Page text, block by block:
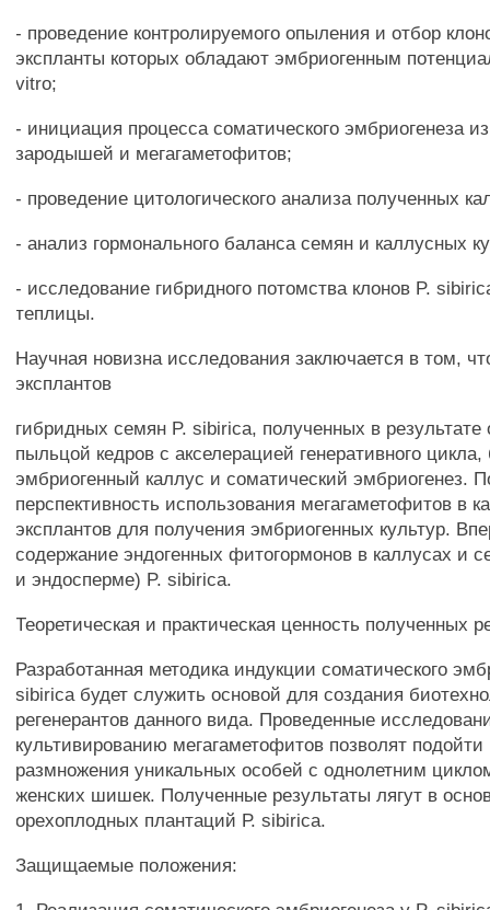
- проведение контролируемого опыления и отбор
экспланты которых обладают эмбриогенным
vitro;
- инициация процесса соматического эмбриогенеза
зародышей и мегагаметофитов;
- проведение цитологического анализа полученных
- анализ гормонального баланса семян и каллусных
- исследование гибридного потомства клонов P.
теплицы.
Научная новизна исследования заключается в том,
эксплантов
гибридных семян P. sibirica, полученных в
пыльцой кедров с акселерацией генеративного
эмбриогенный каллус и соматический эмбриогенез.
перспективность использования мегагаметофитов в
эксплантов для получения эмбриогенных культур.
содержание эндогенных фитогормонов в каллусах и
и эндосперме) P. sibirica.
Теоретическая и практическая ценность полученных
Разработанная методика индукции соматического
sibirica будет служить основой для создания
регенерантов данного вида. Проведенные
культивированию мегагаметофитов позволят
размножения уникальных особей с однолетним
женских шишек. Полученные результаты лягут в
орехоплодных плантаций Р. sibirica.
Защищаемые положения: